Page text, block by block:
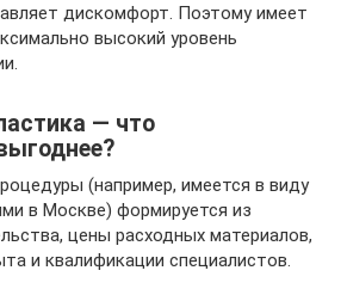
дискомфорт. Поэтому имеет
высокий уровень
— что
(например, имеется в виду
в Москве) формируется из
цены расходных материалов,
и квалификации специалистов.